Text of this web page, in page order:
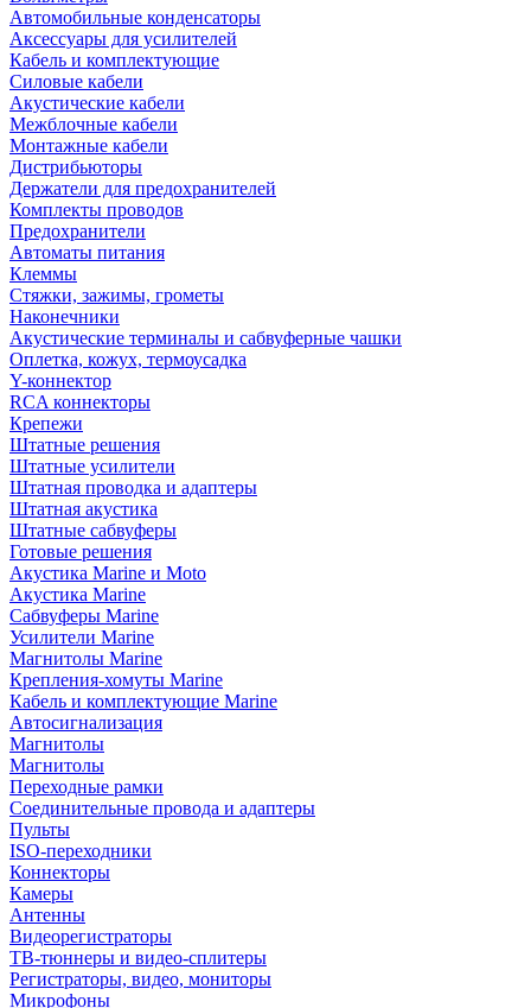
Автомобильные конденсаторы
Аксессуары для усилителей
Кабель и комплектующие
Силовые кабели
Акустические кабели
Межблочные кабели
Монтажные кабели
Дистрибьюторы
Держатели для предохранителей
Комплекты проводов
Предохранители
Автоматы питания
Клеммы
Стяжки, зажимы, грометы
Наконечники
Акустические терминалы и сабвуферные чашки
Оплетка, кожух, термоусадка
Y-коннектор
RCA коннекторы
Крепежи
Штатные решения
Штатные усилители
Штатная проводка и адаптеры
Штатная акустика
Штатные сабвуферы
Готовые решения
Акустика Marine и Moto
Акустика Marine
Сабвуферы Marine
Усилители Marine
Магнитолы Marine
Крепления-хомуты Marine
Кабель и комплектующие Marine
Автосигнализация
Магнитолы
Магнитолы
Переходные рамки
Соединительные провода и адаптеры
Пульты
ISO-переходники
Коннекторы
Камеры
Антенны
Видеорегистраторы
ТВ-тюннеры и видео-сплитеры
Регистраторы, видео, мониторы
Микрофоны